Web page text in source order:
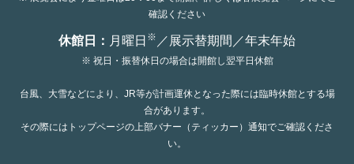
確認ください
休館日： 月曜日 ※ ／展示替期間／年末年始
※ 祝日・振替休日の場合は開館し翌平日休館
台風、大雪などにより、JR等が計画運休となった際には臨時休館とする場
合があります。
その際にはトップページの上部バナー（ティッカー）通知でご確認くださ
い。